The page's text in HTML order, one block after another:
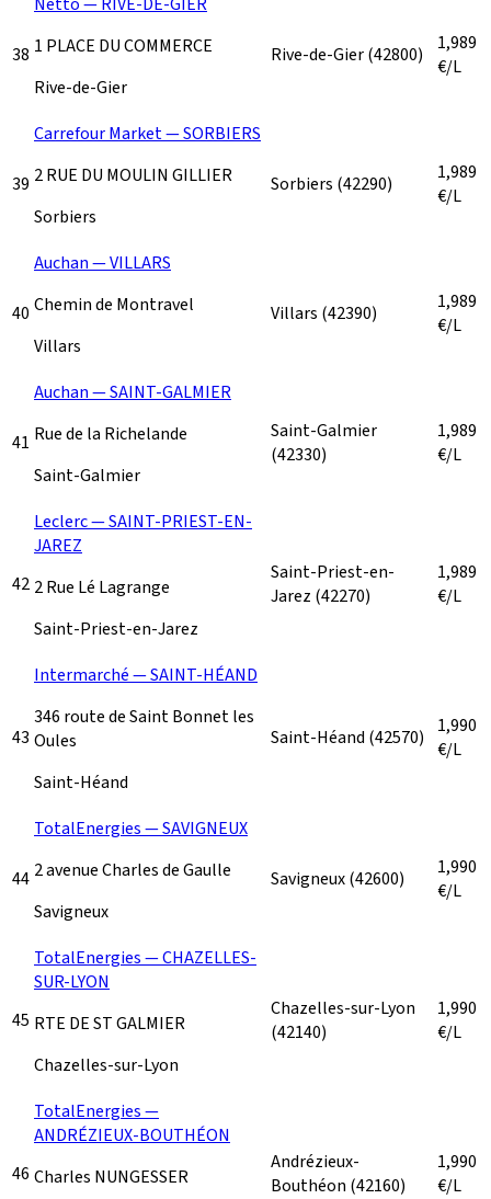
38 1 PLACE DU COMMERCE
Rive-de-Gier
Rive-de-Gier(42800)
1,989
€/L
39
Carrefour Market — SORBIERS
2 RUE DU MOULIN GILLIER
Sorbiers
Sorbiers (42290)
1,989
€/L
40
Auchan — VILLARS
Chemin de Montravel
Villars
Villars (42390)
1,989
€/L
41
Auchan — SAINT-GALMIER
Rue de la Richelande
Saint-Galmier
Saint-Galmier
(42330)
1,989
€/L
42
Leclerc — SAINT-PRIEST-EN-
JAREZ
2 Rue Lé Lagrange
Saint-Priest-en-Jarez
Saint-Priest-en-
Jarez (42270)
1,989
€/L
43
Intermarché — SAINT-HÉAND
346 route de Saint Bonnet les
Oules
Saint-Héand
Saint-Héand (42570)
1,990
€/L
44
TotalEnergies — SAVIGNEUX
2 avenue Charles de Gaulle
Savigneux
Savigneux(42600)
1,990
€/L
45
TotalEnergies — CHAZELLES-
SUR-LYON
RTE DE ST GALMIER
Chazelles-sur-Lyon
Chazelles-sur-Lyon
(42140)
1,990
€/L
46
TotalEnergies —
ANDRÉZIEUX-BOUTHÉON
Charles NUNGESSER
Andrézieux-
Bouthéon (42160)
1,990
€/L